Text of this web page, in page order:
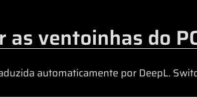
as ventoinhas do
automaticamente por DeepL.